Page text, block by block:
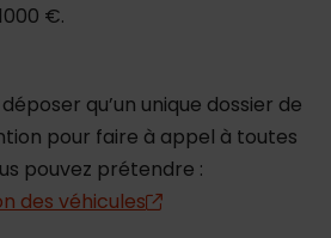
€.
qu’un unique dossier de
pour faire à appel à toutes
pouvez prétendre :
des véhicules